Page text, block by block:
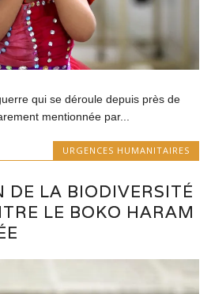
qui se déroule depuis près de
mentionnée par...
URGENCES HUMANITAIRES
DE LA BIODIVERSITÉ
LE BOKO HARAM